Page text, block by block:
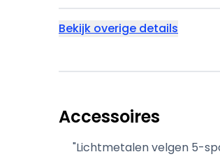
Bekijk overige details
Accessoires
"Lichtmetalen velgen 5-